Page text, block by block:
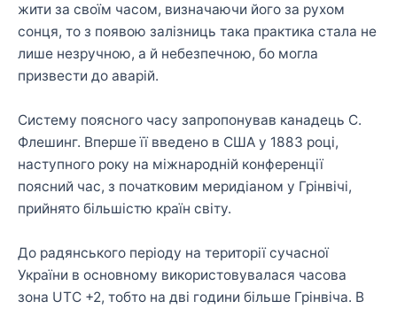
жити за своїм часом, визначаючи його за рухом
сонця, то з появою залізниць така практика стала не
лише незручною, а й небезпечною, бо могла
призвести до аварій.
Систему поясного часу запропонував канадець С.
Флешинг. Вперше її введено в США у 1883 році,
наступного року на міжнародній конференції
поясний час, з початковим меридіаном у Грінвічі,
прийнято більшістю країн світу.
До радянського періоду на території сучасної
України в основному використовувалася часова
зона UTC +2, тобто на дві години більше Грінвіча. В